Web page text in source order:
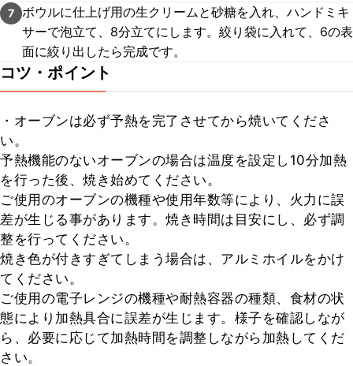
7 ボウルに仕上げ用の生クリームと砂糖を入れ、ハンドミキ
サーで泡立て、8分立てにします。絞り袋に入れて、6の表
面に絞り出したら完成です。
コツ・ポイント
・オーブンは必ず予熱を完了させてから焼いてくださ
い。
予熱機能のないオーブンの場合は温度を設定し10分加熱
を行った後、焼き始めてください。
ご使用のオーブンの機種や使用年数等により、火力に誤
差が生じる事があります。焼き時間は目安にし、必ず調
整を行ってください。
焼き色が付きすぎてしまう場合は、アルミホイルをかけ
てください。
ご使用の電子レンジの機種や耐熱容器の種類、食材の状
態により加熱具合に誤差が生じます。様子を確認しなが
ら、必要に応じて加熱時間を調整しながら加熱してくだ
さい。